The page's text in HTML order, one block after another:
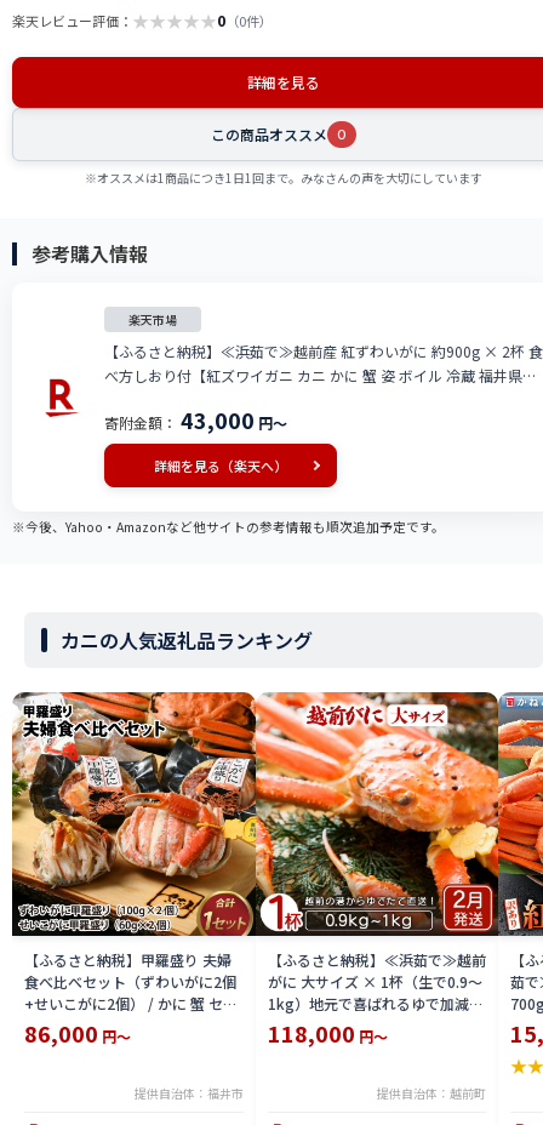
楽天レビュー評価： ★★★★★0 （0件）
詳細を見る
この商品オススメ 0
※オススメは1商品につき1日1回まで。みなさんの声を大切にしています
参考購入情報
楽天市場
【ふるさと納税】≪浜茹で≫越前産 紅ずわいがに 約900g × 2杯 食
べ方しおり付【紅ズワイガニ カニ かに 蟹 姿 ボイル 冷蔵 福井県】
寄附金額： 43,000 円～
詳細を見る（楽天へ）
※今後、Yahoo・Amazonなど他サイトの参考情報も順次追加予定です。
カニの人気返礼品ランキング
【ふるさと納税】甲羅盛り 夫婦
食べ比べセット（ずわいがに2個
+せいこがに2個） / かに 蟹 セイ
コ ずわい ズワイ 内子 外子 国産
冷凍 冬 冬の味覚 珍味 グルメ 国
86,000 円～
提供自治体：福井市
【ふるさと納税】≪浜茹で≫越前
がに 大サイズ × 1杯（生で0.9〜
1kg）地元で喜ばれるゆで加減・
塩加減で越前の港から直送！【雄
ズワイガニ ずわいがに 越前ガニ
送分】希望日指定可 備考欄に希
118,000 円～
提供自治体：越前町
【
茹
付
ボ
分
★